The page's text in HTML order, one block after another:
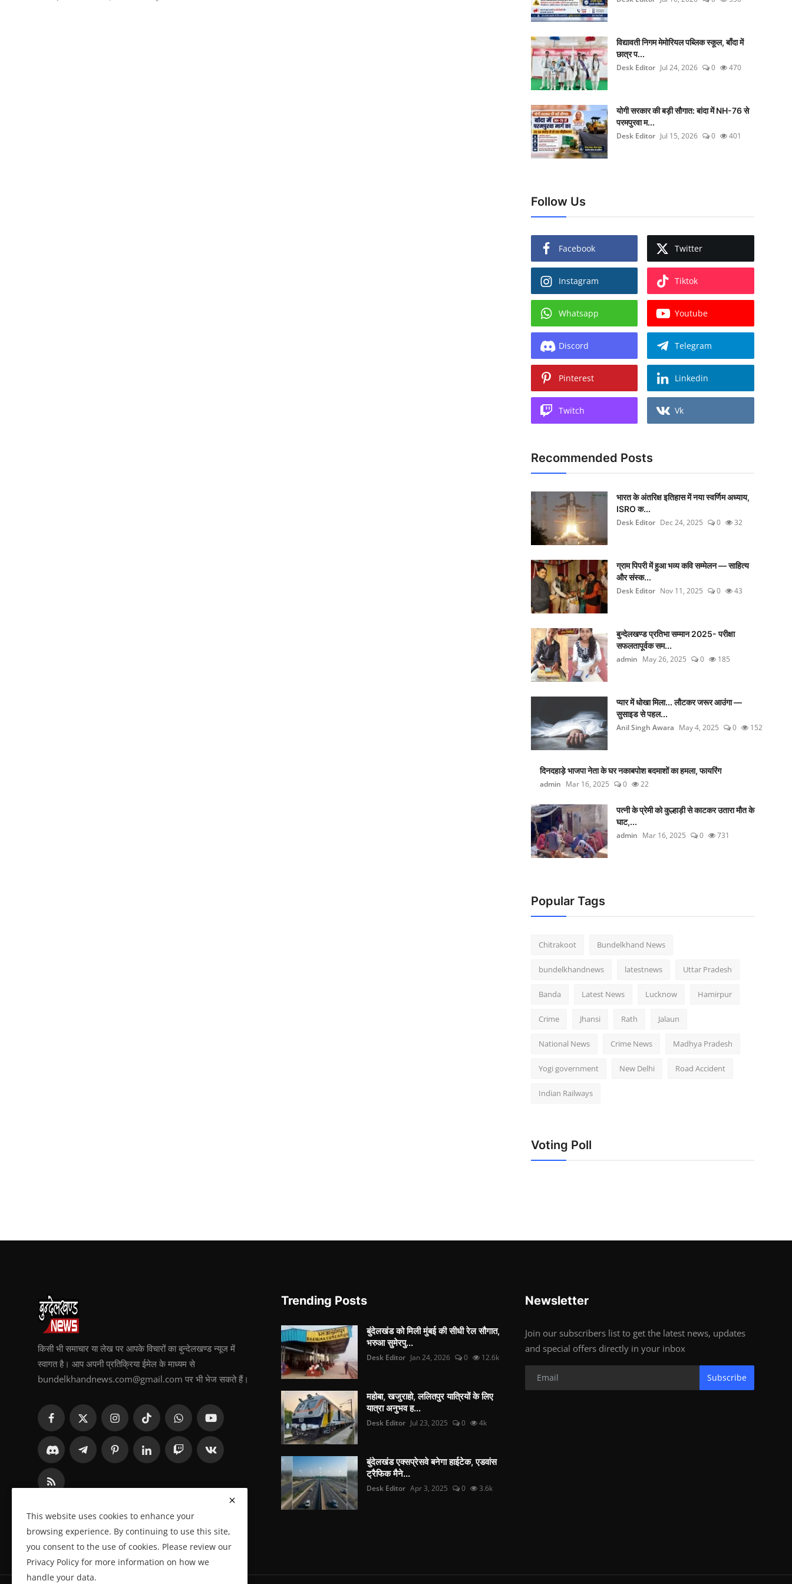
विद्यावती निगम मेमोरियल पब्लिक स्कूल, बाँदा में
छात्र प...
Desk Editor Jul 24, 2026 0 470
योगी सरकार की बड़ी सौगात: बांदा में NH-76 से
परमपुरवा म...
Desk Editor Jul 15, 2026 0 401
Follow Us
Facebook Twitter
Instagram Tiktok
Whatsapp Youtube
Discord Telegram
Pinterest Linkedin
Twitch Vk
Recommended Posts
भारत के अंतरिक्ष इतिहास में नया स्वर्णिम अध्याय,
ISRO क...
Desk Editor Dec 24, 2025 0 32
ग्राम पिपरी में हुआ भव्य कवि सम्मेलन — साहित्य
और संस्क...
Desk Editor Nov 11, 2025 0 43
बुन्देलखण्ड प्रतिभा सम्मान 2025- परीक्षा
सफलतापूर्वक सम...
admin May 26, 2025 0 185
प्यार में धोखा मिला... लौटकर जरूर आउंगा —
सुसाइड से पहल...
Anil Singh Awara May 4, 2025 0 152
दिनदहाड़े भाजपा नेता के घर नकाबपोश बदमाशों का हमला, फायरिंग
admin Mar 16, 2025 0 22
पत्नी के प्रेमी को कुल्हाड़ी से काटकर उतारा मौत के
घाट,...
admin Mar 16, 2025 0 731
Popular Tags
Chitrakoot Bundelkhand News
bundelkhandnews latestnews Uttar Pradesh
Banda Latest News Lucknow Hamirpur
Crime Jhansi Rath Jalaun
National News Crime News Madhya Pradesh
Yogi government New Delhi Road Accident
Indian Railways
Voting Poll
किसी भी समाचार या लेख पर आपके विचारों का बुन्देलखण्ड न्यूज में
स्वागत है। आप अपनी प्रतिक्रिया ईमेल के माध्यम से
bundelkhandnews.com@gmail.com पर भी भेज सकते हैं।
Trending Posts
बुंदेलखंड को मिली मुंबई की सीधी रेल सौगात,
भरुआ सुमेरपु...
Desk Editor Jan 24, 2026 0 12.6k
महोबा, खजुराहो, ललितपुर यात्रियों के लिए
यात्रा अनुभव ह...
Desk Editor Jul 23, 2025 0 4k
बुंदेलखंड एक्सप्रेसवे बनेगा हाईटेक, एडवांस
ट्रैफिक मैने...
Desk Editor Apr 3, 2025 0 3.6k
Newsletter
Join our subscribers list to get the latest news, updates
and special offers directly in your inbox
Subscribe
This website uses cookies to enhance your
browsing experience. By continuing to use this site,
you consent to the use of cookies. Please review our
Privacy Policy for more information on how we
handle your data.